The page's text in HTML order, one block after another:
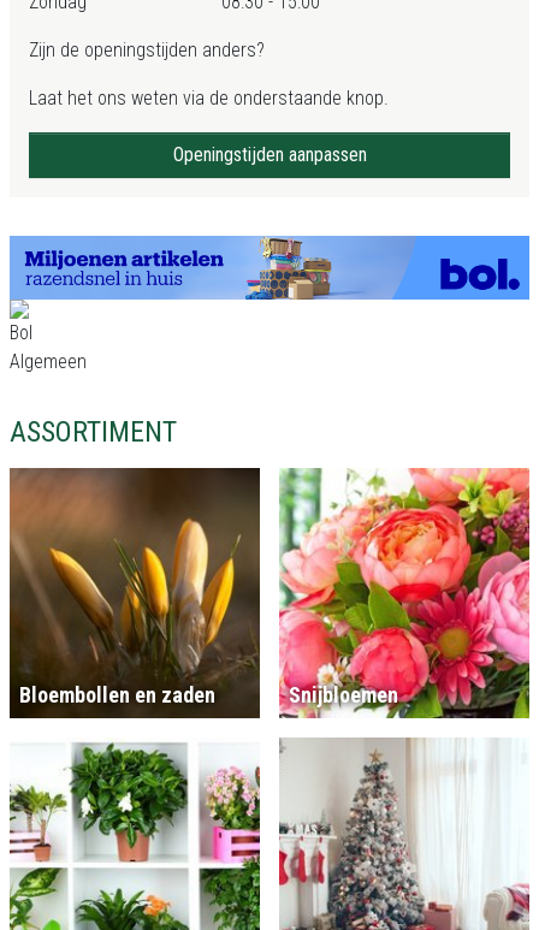
Zijn de openingstijden anders?
Laat het ons weten via de onderstaande knop.
Openingstijden aanpassen
ASSORTIMENT
Bloembollen en zaden Snijbloemen